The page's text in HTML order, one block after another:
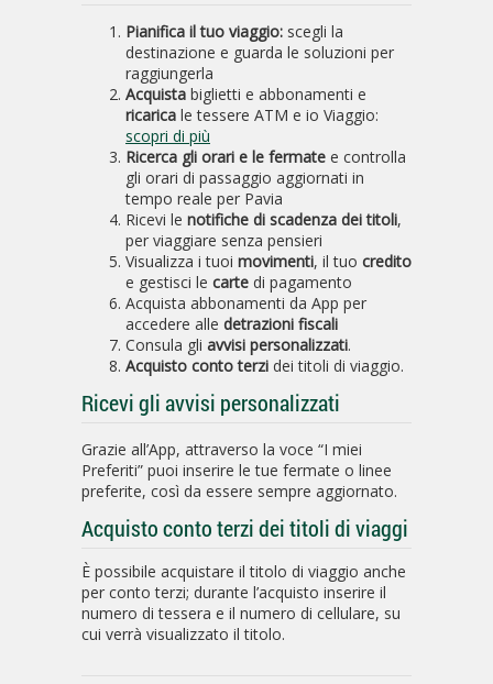
Pianifica il tuo viaggio: scegli la
destinazione e guarda le soluzioni per
raggiungerla
Acquista biglietti e abbonamenti e
ricarica le tessere ATM e io Viaggio:
scopri di più
Ricerca gli orari e le fermate e controlla
gli orari di passaggio aggiornati in
tempo reale per Pavia
Ricevi le notifiche di scadenza dei titoli,
per viaggiare senza pensieri
Visualizza i tuoi movimenti, il tuo credito
e gestisci le carte di pagamento
Acquista abbonamenti da App per
accedere alle detrazioni fiscali
Consula gli avvisi personalizzati.
Acquisto conto terzi dei titoli di viaggio.
Ricevi gli avvisi personalizzati
Grazie all’App, attraverso la voce “I miei
Preferiti” puoi inserire le tue fermate o linee
preferite, così da essere sempre aggiornato.
Acquisto conto terzi dei titoli di viaggi
È possibile acquistare il titolo di viaggio anche
per conto terzi; durante l’acquisto inserire il
numero di tessera e il numero di cellulare, su
cui verrà visualizzato il titolo.